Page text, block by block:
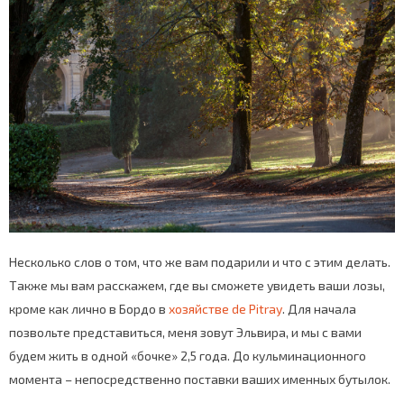
Несколько слов о том, что же вам подарили и что с этим делать.
Также мы вам расскажем, где вы сможете увидеть ваши лозы,
кроме как лично в Бордо в хозяйстве de Pitray. Для начала
позвольте представиться, меня зовут Эльвира, и мы с вами
будем жить в одной «бочке» 2,5 года. До кульминационного
момента – непосредственно поставки ваших именных бутылок.